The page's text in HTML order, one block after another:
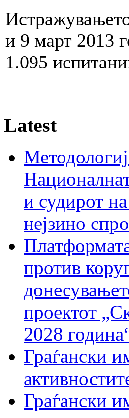
и 9 март 2013
1.095
Latest
и судирот
нејзино
против
проектот
2028
Граѓански
Граѓански